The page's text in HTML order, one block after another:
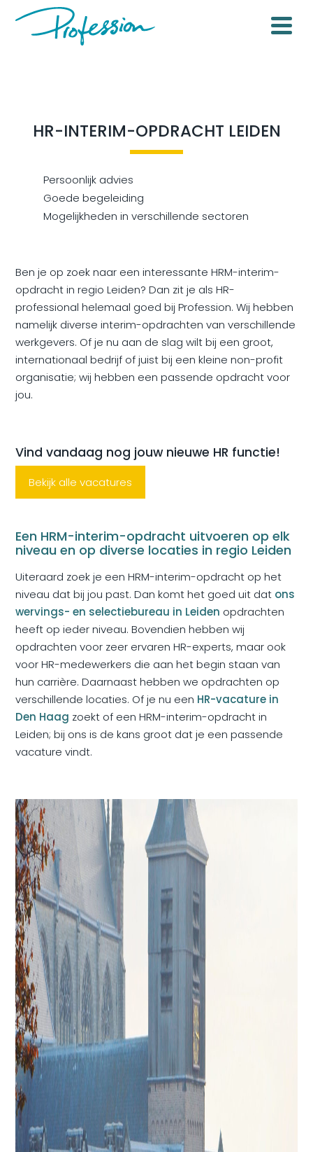
HR-INTERIM-OPDRACHT LEIDEN
Persoonlijk advies
Goede begeleiding
Mogelijkheden in verschillende sectoren
Ben je op zoek naar een interessante HRM-interim-
opdracht in regio Leiden? Dan zit je als HR-
professional helemaal goed bij Profession. Wij hebben
namelijk diverse interim-opdrachten van verschillende
werkgevers. Of je nu aan de slag wilt bij een groot,
internationaal bedrijf of juist bij een kleine non-profit
organisatie; wij hebben een passende opdracht voor
jou.
Vind vandaag nog jouw nieuwe HR functie!
Bekijk alle vacatures
Een HRM-interim-opdracht uitvoeren op elk
niveau en op diverse locaties in regio Leiden
Uiteraard zoek je een HRM-interim-opdracht op het
niveau dat bij jou past. Dan komt het goed uit dat ons
wervings- en selectiebureau in Leiden opdrachten
heeft op ieder niveau. Bovendien hebben wij
opdrachten voor zeer ervaren HR-experts, maar ook
voor HR-medewerkers die aan het begin staan van
hun carrière. Daarnaast hebben we opdrachten op
verschillende locaties. Of je nu een HR-vacature in
Den Haag zoekt of een HRM-interim-opdracht in
Leiden; bij ons is de kans groot dat je een passende
vacature vindt.